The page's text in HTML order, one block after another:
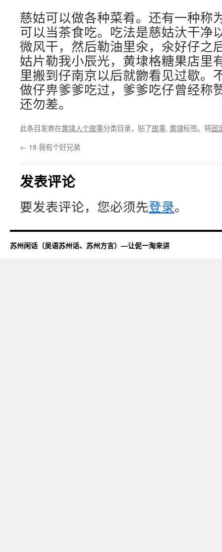
慈姑可以做各种菜肴。还有一种称
可以当茶食吃。吃法是慈姑汏干净
微风干，然后勒油里氽，氽好仔之
姑片勒我小辰光，黄埭格糖果店里
里搬到仔南京以后就朆看见过歇。
做仔畁爹爹吃过，爹爹吃仔曾经称
还勿差。
此条目发表在黄埭人个故事分类目录，贴了故事, 黄埭标签。将固
← 18 我有个好兄弟
发表评论
要发表评论，您必须先登录。
苏州闲话（吴语苏州话、苏州方言）—让伲一淘来讲